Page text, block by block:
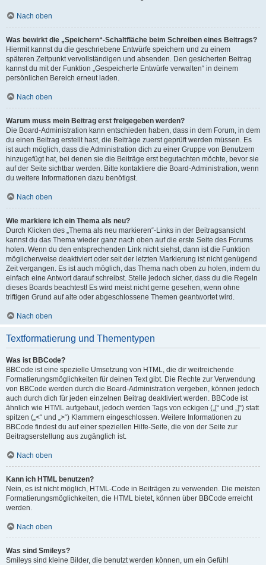
Nach oben
Was bewirkt die „Speichern“-Schaltfläche beim Schreiben eines Beitrags?
Hiermit kannst du die geschriebene Entwürfe speichern und zu einem
späteren Zeitpunkt vervollständigen und absenden. Den gesicherten Beitrag
kannst du mit der Funktion „Gespeicherte Entwürfe verwalten“ in deinem
persönlichen Bereich erneut laden.
Nach oben
Warum muss mein Beitrag erst freigegeben werden?
Die Board-Administration kann entschieden haben, dass in dem Forum, in dem
du einen Beitrag erstellt hast, die Beiträge zuerst geprüft werden müssen. Es
ist auch möglich, dass die Administration dich zu einer Gruppe von Benutzern
hinzugefügt hat, bei denen sie die Beiträge erst begutachten möchte, bevor sie
auf der Seite sichtbar werden. Bitte kontaktiere die Board-Administration, wenn
du weitere Informationen dazu benötigst.
Nach oben
Wie markiere ich ein Thema als neu?
Durch Klicken des „Thema als neu markieren“-Links in der Beitragsansicht
kannst du das Thema wieder ganz nach oben auf die erste Seite des Forums
holen. Wenn du den entsprechenden Link nicht siehst, dann ist die Funktion
möglicherweise deaktiviert oder seit der letzten Markierung ist nicht genügend
Zeit vergangen. Es ist auch möglich, das Thema nach oben zu holen, indem du
einfach eine Antwort darauf schreibst. Stelle jedoch sicher, dass du die Regeln
dieses Boards beachtest! Es wird meist nicht gerne gesehen, wenn ohne
triftigen Grund auf alte oder abgeschlossene Themen geantwortet wird.
Nach oben
Textformatierung und Thementypen
Was ist BBCode?
BBCode ist eine spezielle Umsetzung von HTML, die dir weitreichende
Formatierungsmöglichkeiten für deinen Text gibt. Die Rechte zur Verwendung
von BBCode werden durch die Board-Administration vergeben, können jedoch
auch durch dich für jeden einzelnen Beitrag deaktiviert werden. BBCode ist
ähnlich wie HTML aufgebaut, jedoch werden Tags von eckigen („[“ und „]“) statt
spitzen („<“ und „>“) Klammern eingeschlossen. Weitere Informationen zu
BBCode findest du auf einer speziellen Hilfe-Seite, die von der Seite zur
Beitragserstellung aus zugänglich ist.
Nach oben
Kann ich HTML benutzen?
Nein, es ist nicht möglich, HTML-Code in Beiträgen zu verwenden. Die meisten
Formatierungsmöglichkeiten, die HTML bietet, können über BBCode erreicht
werden.
Nach oben
Was sind Smileys?
Smileys sind kleine Bilder, die benutzt werden können, um ein Gefühl